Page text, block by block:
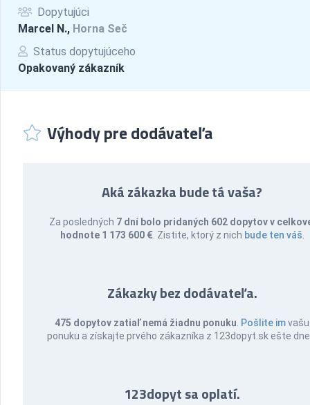
Dopytujúci
Marcel N., Horna Seč
Status dopytujúceho
Opakovaný zákazník
Výhody pre dodávateľa
Aká zákazka bude tá vaša?
Za posledných 7 dní bolo pridaných 602 dopytov v
hodnote 1 173 600 € . Zistite, ktorý z nich bude ten váš
Zákazky bez dodávateľa.
475 dopytov zatiaľ nemá žiadnu ponuku Pošlite imvašu
ponuku a získajte prvého zákazníka z 123dopyt.sk ešte
123dopyt sa oplatí.